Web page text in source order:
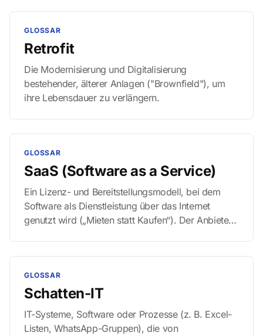
GLOSSAR
Retrofit
Die Modernisierung und Digitalisierung
bestehender, älterer Anlagen ("Brownfield"), um
ihre Lebensdauer zu verlängern.
GLOSSAR
SaaS (Software as a Service)
Ein Lizenz- und Bereitstellungsmodell, bei dem
Software als Dienstleistung über das Internet
genutzt wird („Mieten statt Kaufen“). Der Anbieter
GLOSSAR
Schatten-IT
IT-Systeme, Software oder Prozesse (z. B. Excel-
Listen, WhatsApp-Gruppen), die von